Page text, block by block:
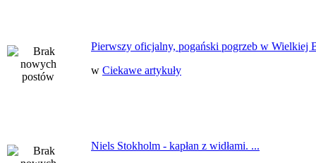
Pierwszy oficjalny, pogański pogrzeb w Wielkiej
w Ciekawe artykuły
Niels Stokholm - kapłan z widłami. ...